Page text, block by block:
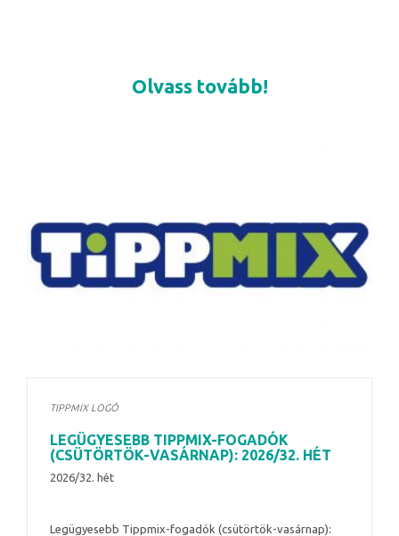
Olvass tovább!
TIPPMIX LOGÓ
LEGÜGYESEBB TIPPMIX-FOGADÓK
(CSÜTÖRTÖK-VASÁRNAP): 2026/32. HÉT
2026/32. hét
Legügyesebb Tippmix-fogadók (csütörtök-vasárnap):